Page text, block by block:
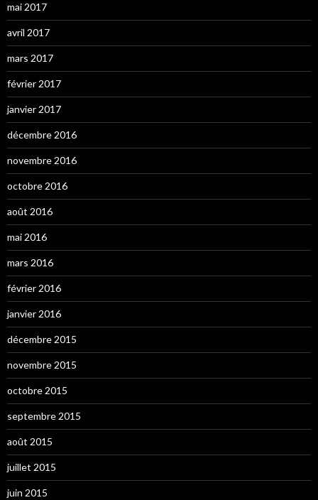
mai 2017
avril 2017
mars 2017
février 2017
janvier 2017
décembre 2016
novembre 2016
octobre 2016
août 2016
mai 2016
mars 2016
février 2016
janvier 2016
décembre 2015
novembre 2015
octobre 2015
septembre 2015
août 2015
juillet 2015
juin 2015